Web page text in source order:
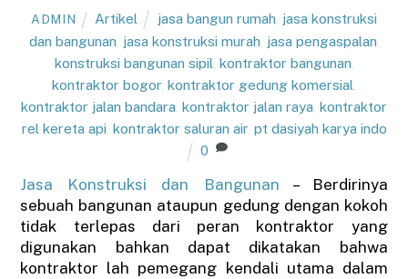
ADMIN Artikel jasa bangun rumah jasa konstruksi
dan bangunan jasa konstruksi murah jasa pengaspalan
konstruksi bangunan sipil kontraktor bangunan
kontraktor bogor kontraktor gedung komersial
kontraktor jalan bandara kontraktor jalan raya kontraktor
rel kereta api kontraktor saluran air, pt dasiyah karya indo
0
Jasa Konstruksi dan Bangunan – Berdirinya
sebuah bangunan ataupun gedung dengan kokoh
tidak terlepas dari peran kontraktor yang
digunakan bahkan dapat dikatakan bahwa
kontraktor lah pemegang kendali utama dalam